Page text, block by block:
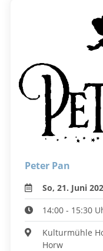
Peter Pan
So, 21. Juni
14:00 - 15:30
Kulturmühle
Horw